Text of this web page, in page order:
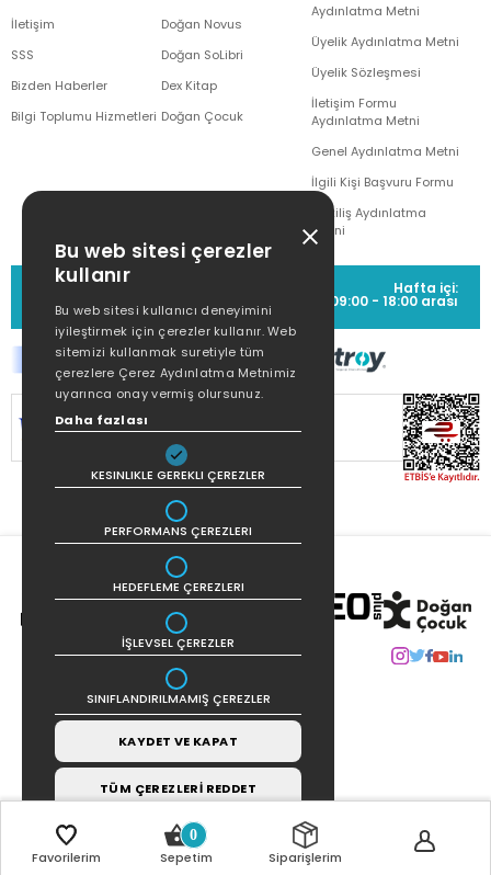
Favorilerim
0
Sepetim Siparişlerim
İletişim
SSS
Bizden Haberler
Bilgi Toplumu Hizmetleri
Doğan Novus
Doğan SoLibri
Dex Kitap
Doğan Çocuk
Aydınlatma Metni
Üyelik Aydınlatma Metni
Üyelik Sözleşmesi
İletişim Formu
Aydınlatma Metni
Genel Aydınlatma Metni
İlgili Kişi Başvuru Formu
Çekiliş Aydınlatma
Metni
MÜŞTERİ HİZMETLERİ
(0212) 373 77 00
Hafta içi:
09:00 - 18:00 arası
SİTEMİZ
KORUNMAKTADIR.
COPYRIGHT © 2021 | TASARIM VE UYGULAMA:CARBON INTERAKTIF
Bu web sitesi çerezler
kullanır
Bu web sitesi kullanıcı deneyimini
iyileştirmek için çerezler kullanır. Web
sitemizi kullanmak suretiyle tüm
çerezlere Çerez Aydınlatma Metnimiz
uyarınca onay vermiş olursunuz.
Daha fazlası
KESINLIKLE GEREKLI ÇEREZLER
PERFORMANS ÇEREZLERI
HEDEFLEME ÇEREZLERI
İŞLEVSEL ÇEREZLER
SINIFLANDIRILMAMIŞ ÇEREZLER
KAYDET VE KAPAT
TÜM ÇEREZLERİ REDDET